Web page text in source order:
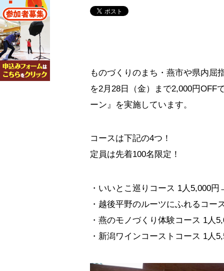
ものづくりのまち・燕市や県内屈
を2月28日（金）まで2,000円OFF
ーン』を実施しています。
コースは下記の4つ！
定員は先着100名限定！
・いいとこ巡りコース 1人5,000
・越後平野のルーツにふれるコー
・燕のモノづくり体験コース 1人
・新潟ワインコーストコース 1人